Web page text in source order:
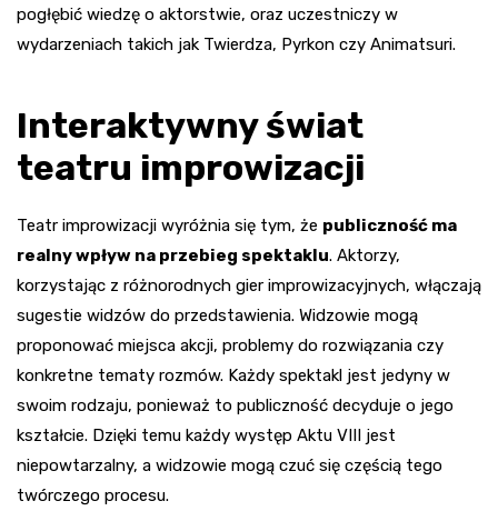
pogłębić wiedzę o aktorstwie, oraz uczestniczy w
wydarzeniach takich jak Twierdza, Pyrkon czy Animatsuri.
Interaktywny świat
teatru improwizacji
Teatr improwizacji wyróżnia się tym, że publiczność ma
realny wpływ na przebieg spektaklu. Aktorzy,
korzystając z różnorodnych gier improwizacyjnych, włączają
sugestie widzów do przedstawienia. Widzowie mogą
proponować miejsca akcji, problemy do rozwiązania czy
konkretne tematy rozmów. Każdy spektakl jest jedyny w
swoim rodzaju, ponieważ to publiczność decyduje o jego
kształcie. Dzięki temu każdy występ Aktu VIII jest
niepowtarzalny, a widzowie mogą czuć się częścią tego
twórczego procesu.